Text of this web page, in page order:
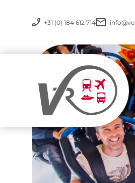
+31 (0) 184 612 714